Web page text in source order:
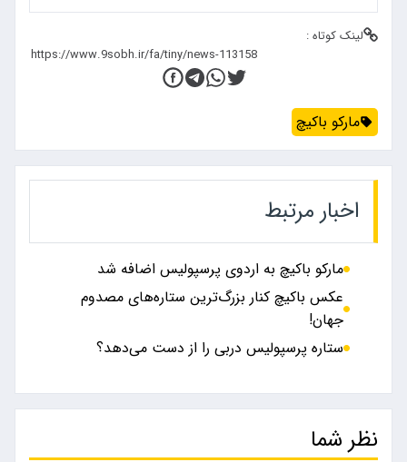
لینک کوتاه :
​مارکو باکیچ
اخبار مرتبط
مارکو باکیچ به اردوی پرسپولیس اضافه شد
عکس باکیچ کنار بزرگ‌ترین ستاره‌های مصدوم
جهان!
ستاره پرسپولیس دربی را از دست می‌دهد؟
نظر شما